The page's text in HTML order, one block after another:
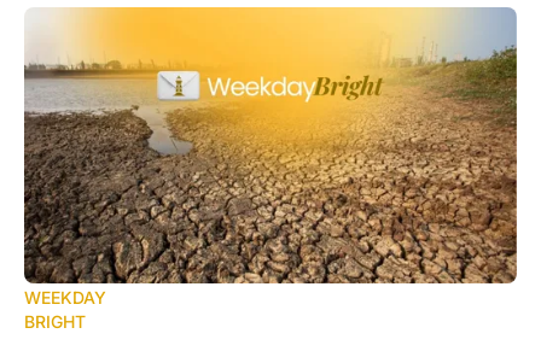
WEEKDAY
BRIGHT